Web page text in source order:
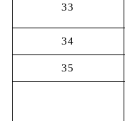
33
34
35